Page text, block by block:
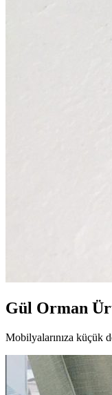
Gül Orman
Mobilyalarınıza küçük